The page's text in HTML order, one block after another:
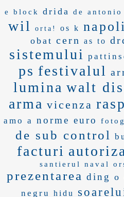
e block drida de antonio
wil
orta! os k napoli
obat cern as to
sistemului
ps festivalul
lumina walt
arma vicenza
amo a norme euro
de sub control
facturi
santierul naval
prezentarea ding o
negru
hidu